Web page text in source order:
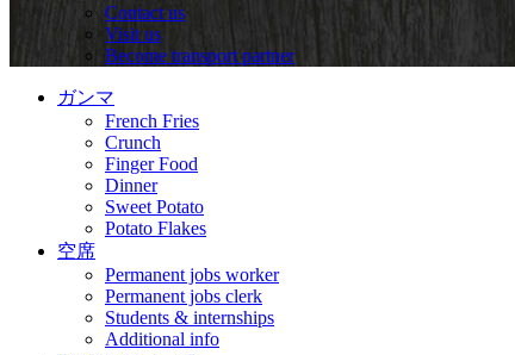
Contact us
Visit us
Become transport partner
ガンマ
French Fries
Crunch
Finger Food
Dinner
Sweet Potato
Potato Flakes
空席
Permanent jobs worker
Permanent jobs clerk
Students & internships
Additional info